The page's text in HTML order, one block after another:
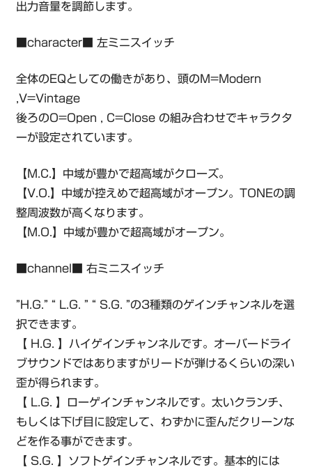
出力音量を調節します。
■character■ 左ミニスイッチ
全体のEQとしての働きがあり、頭のM=Modern
,V=Vintage
後ろのO=Open , C=Close の組み合わせでキャラクタ
ーが設定されています。
【M.C.】中域が豊かで超高域がクローズ。
【V.O.】中域が控えめで超高域がオープン。TONEの調
整周波数が高くなります。
【M.O.】中域が豊かで超高域がオープン。
■channel■ 右ミニスイッチ
”H.G.” “ L.G. ” “ S.G. ”の3種類のゲインチャンネルを選
択できます。
【 H.G. 】ハイゲインチャンネルです。オーバードライ
ブサウンドではありますがリードが弾けるくらいの深い
歪が得られます。
【 L.G. 】ローゲインチャンネルです。太いクランチ、
もしくは下げ目に設定して、わずかに歪んだクリーンな
どを作る事ができます。
【 S.G. 】ソフトゲインチャンネルです。基本的には